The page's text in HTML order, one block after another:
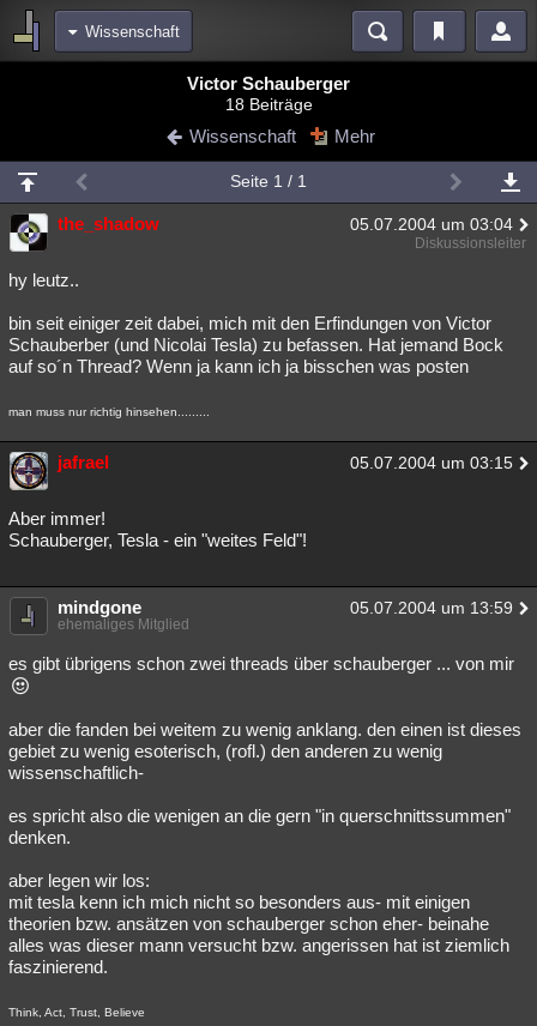
Wissenschaft
Blogs
Chat Wiki Neuigkeiten
meine Rubriken
Menschen Wissenschaft Mystery Kriminalfälle
Spiritualität
Natur Umfragen Unterhaltung
weitere Rubriken
Astronomie Helpdesk Gruppen Gaming Filme
Musik
Übersichten
Lesenswert Schlüsselwörter
Victor Schauberger
18 Beiträge
Wissenschaft Mehr
Seite 1 / 1
the_shadow 05.07.2004 um 03:04
Diskussionsleiter
hy leutz..
bin seit einiger zeit dabei, mich mit den Erfindungen von Victor
Schauberber (und Nicolai Tesla) zu befassen. Hat jemand Bock
auf so´n Thread? Wenn ja kann ich ja bisschen was posten
man muss nur richtig hinsehen.........
jafrael 05.07.2004 um 03:15
Aber immer!
Schauberger, Tesla - ein "weites Feld"!
mindgone 05.07.2004 um 13:59
ehemaliges Mitglied
es gibt übrigens schon zwei threads über schauberger ... von mir
aber die fanden bei weitem zu wenig anklang. den einen ist dieses
gebiet zu wenig esoterisch, (rofl.) den anderen zu wenig
wissenschaftlich-
es spricht also die wenigen an die gern "in querschnittssummen"
denken.
aber legen wir los:
mit tesla kenn ich mich nicht so besonders aus- mit einigen
theorien bzw. ansätzen von schauberger schon eher- beinahe
alles was dieser mann versucht bzw. angerissen hat ist ziemlich
faszinierend.
Think, Act, Trust, Believe